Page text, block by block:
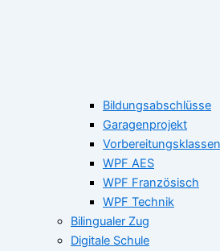
Bildungsabschlüsse
Garagenprojekt
Vorbereitungsklassen
WPF AES
WPF Französisch
WPF Technik
Bilingualer Zug
Digitale Schule